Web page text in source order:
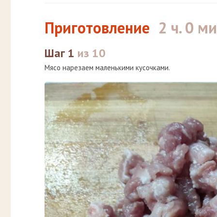
Приготовление 2 ч. 0
Шаг 1 из 10
Мясо нарезаем маленькими кусочками.